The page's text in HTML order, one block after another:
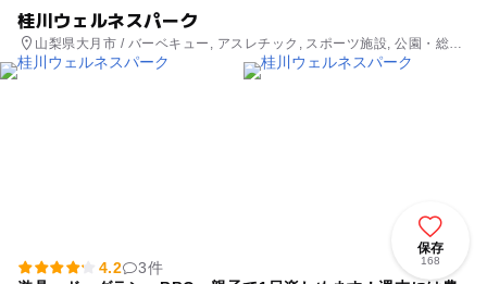
桂川ウェルネスパーク
山梨県大月市 / バーベキュー, アスレチック, スポーツ施設, 公園・総合
公園
保存
168
4.2
3件